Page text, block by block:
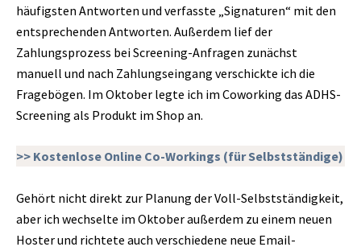
häufigsten Antworten und verfasste „Signaturen“ mit den
entsprechenden Antworten. Außerdem lief der
Zahlungsprozess bei Screening-Anfragen zunächst
manuell und nach Zahlungseingang verschickte ich die
Fragebögen. Im Oktober legte ich im Coworking das ADHS-
Screening als Produkt im Shop an.
>> Kostenlose Online Co-Workings (für Selbstständige)
Gehört nicht direkt zur Planung der Voll-Selbstständigkeit,
aber ich wechselte im Oktober außerdem zu einem neuen
Hoster und richtete auch verschiedene neue Email-